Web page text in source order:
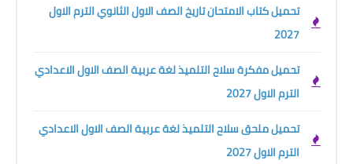
تحميل كتاب الامتحان تاريخ الصف الاول الثانوي الترم الاول
2027
تحميل مفكرة سلاح التلميذ لغة عربية الصف الاول الاعدادي
الترم الاول 2027
تحميل ملحق سلاح التلميذ لغة عربية الصف الاول الاعدادي
الترم الاول 2027